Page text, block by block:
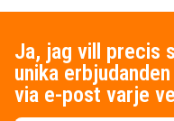
Ja, jag vill precis
unika
via e-post varje